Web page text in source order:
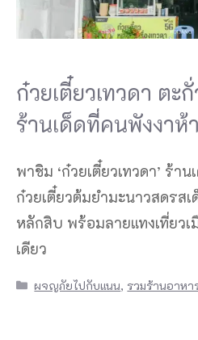
ก๋วยเตี๋ยวเทวดา ตะ
ร้านเด็ดที่คนพังงาห้
พาชิม ‘ก๋วยเตี๋ยวเทวดา’ ร้า
ก๋วยเตี๋ยวต้มยำมะนาวสดรสเ
หลักสิบ พร้อมลายแทงเที่ยว
เดียว
Categories
ผจญภัยไปกับแนน, รวมร้านอาหา